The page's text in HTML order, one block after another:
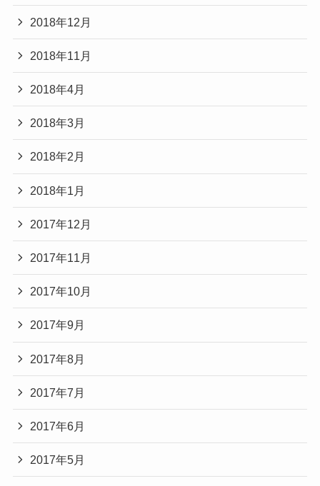
2018年12月
2018年11月
2018年4月
2018年3月
2018年2月
2018年1月
2017年12月
2017年11月
2017年10月
2017年9月
2017年8月
2017年7月
2017年6月
2017年5月